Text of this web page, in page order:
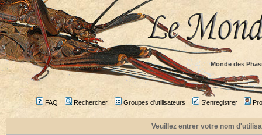
Monde des
FAQ Rechercher Groupes d'utilisateurs S'enregistrer
Veuillez entrer votre nom